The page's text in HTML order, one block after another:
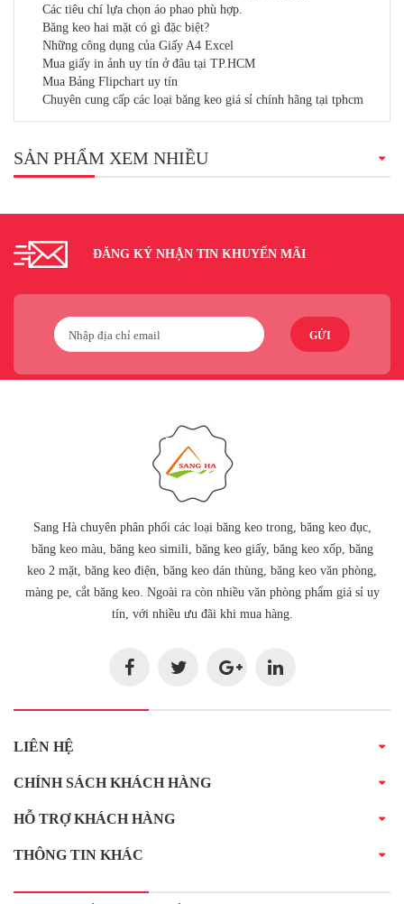
Các tiêu chí lựa chọn áo phao phù hợp.
Băng keo hai mặt có gì đặc biệt?
Những công dụng của Giấy A4 Excel
Mua giấy in ảnh uy tín ở đâu tại TP.HCM
Mua Bảng Flipchart uy tín
Chuyên cung cấp các loại băng keo giá sỉ chính hãng tại tphcm
SẢN PHẨM XEM NHIỀU
ĐĂNG KÝ NHẬN TIN KHUYẾN MÃI
GỬI
Sang Hà chuyên phân phối các loại băng keo trong, băng keo đục,
băng keo màu, băng keo simili, băng keo giấy, băng keo xốp, băng
keo 2 mặt, băng keo điện, băng keo dán thùng, băng keo văn phòng,
màng pe, cắt băng keo. Ngoài ra còn nhiều văn phòng phẩm giá sỉ uy
tín, với nhiều ưu đãi khi mua hàng.
LIÊN HỆ
CHÍNH SÁCH KHÁCH HÀNG
HỖ TRỢ KHÁCH HÀNG
THÔNG TIN KHÁC